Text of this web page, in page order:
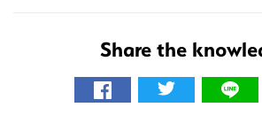
Share the